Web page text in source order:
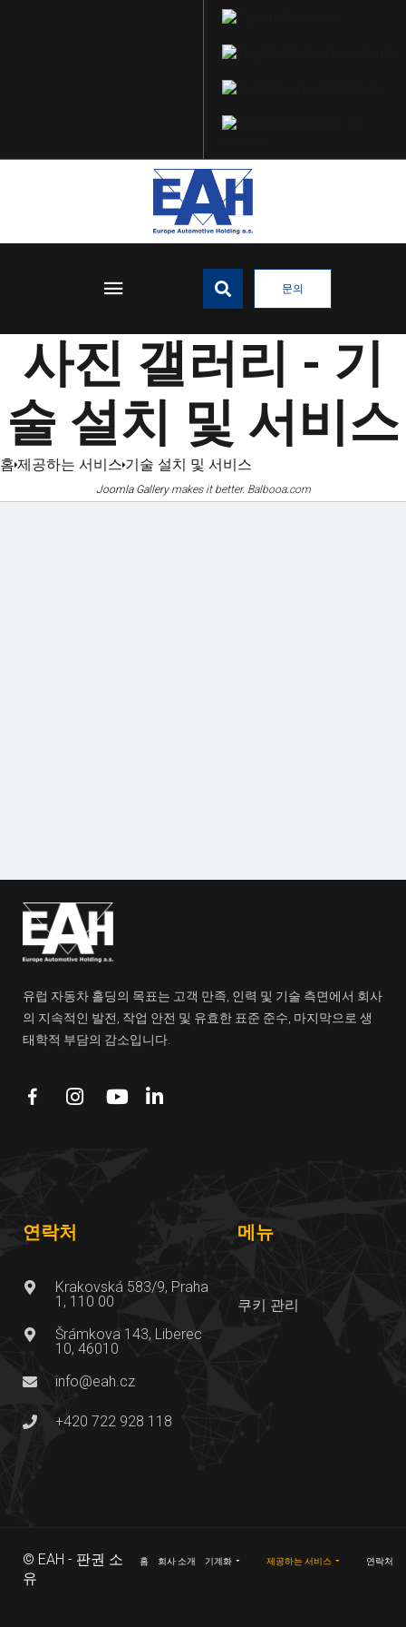
문의
사진 갤러리 - 기
술 설치 및 서비스
홈 제공하는 서비스 기술 설치 및 서비스
Joomla Gallerymakes it better. Balbooa.com
유럽 자동차 홀딩의 목표는 고객 만족, 인력 및 기술 측면에서 회사
의 지속적인 발전, 작업 안전 및 유효한 표준 준수, 마지막으로 생
태학적 부담의 감소입니다.
연락처
Krakovská 583/9, Praha
1, 110 00
Šrámkova 143, Liberec
10, 46010
info@eah.cz
+420 722 928 118
메뉴
쿠키 관리
© EAH - 판권 소
유
홈 회사 소개 기계화 제공하는 서비스 연락처